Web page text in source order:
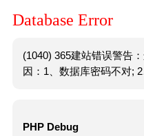
Database Error
(1040) 365建站错误警告
因：1、数据库密码不对; 2
PHP Debug